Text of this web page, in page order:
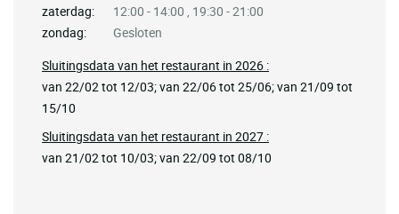
zaterdag:
12:00 - 14:00 , 19:30 - 21:00
zondag:
Gesloten
Sluitingsdata van het restaurant in 2026 :
van 22/02 tot 12/03; van 22/06 tot 25/06; van 21/09 tot
15/10
Sluitingsdata van het restaurant in 2027 :
van 21/02 tot 10/03; van 22/09 tot 08/10